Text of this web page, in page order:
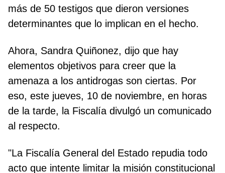
más de 50 testigos que dieron versiones
determinantes que lo implican en el hecho.
Ahora, Sandra Quiñonez, dijo que hay
elementos objetivos para creer que la
amenaza a los antidrogas son ciertas. Por
eso, este jueves, 10 de noviembre, en horas
de la tarde, la Fiscalía divulgó un comunicado
al respecto.
"La Fiscalía General del Estado repudia todo
acto que intente limitar la misión constitucional